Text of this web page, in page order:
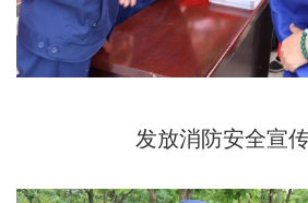
发放消防安全宣